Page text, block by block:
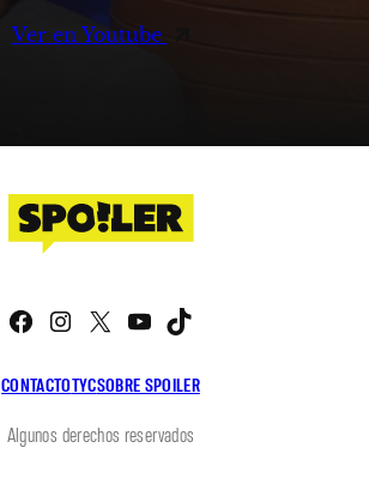
Ver en Youtube
CONTACTOTYCSOBRE SPOILER
Facebook
Instagram
X YouTube
Algunos derechos reservados